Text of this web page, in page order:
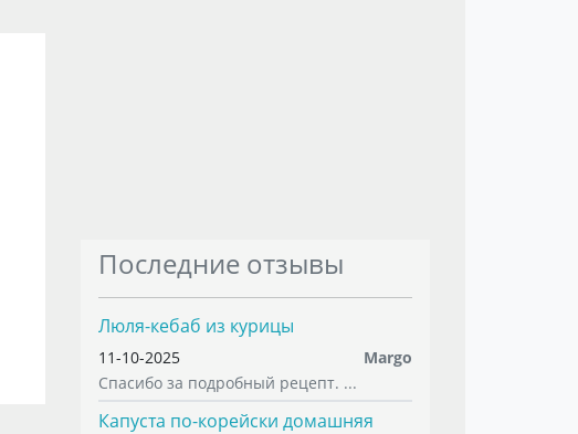
Последние отзывы
Люля-кебаб из курицы
11-10-2025
Margo
Спасибо за подробный рецепт. ...
Капуста по-корейски домашняя